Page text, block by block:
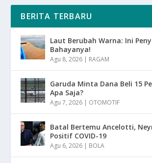
BERITA TERBARU
Laut Berubah Warna: Ini
Bahayanya!
Agu 8, 2026 | RAGAM
Garuda Minta Dana Beli 15
Apa Saja?
Agu 7, 2026 | OTOMOTIF
Batal Bertemu Ancelotti,
Positif COVID-19
Agu 6, 2026 | BOLA